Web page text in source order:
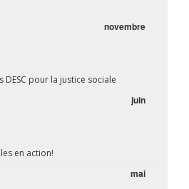
novembre
pour la justice sociale
juin
en action!
mai